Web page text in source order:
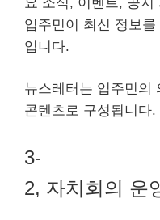
입주민이 최신 정보
입니다.
뉴스레터는 입주민의
콘텐츠로 구성됩니다.
3-
2, 자치회의 운